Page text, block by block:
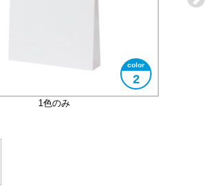
1色のみ
2